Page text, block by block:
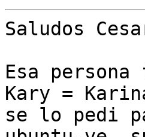
Saludos
Esa
Kary =
se lo pedi